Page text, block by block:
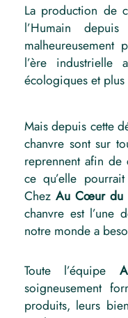
La production de
l’Humain
l’ère
écologiques et
Mais depuis cette
chanvre sont sur
reprennent afin de
ce qu’elle
ChezAu Cœur du
chanvre est l’une
notre monde a
Toute l’équipe
soigneusement
produits, leurs